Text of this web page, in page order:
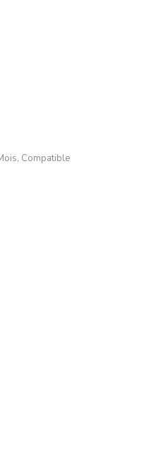
Compatible